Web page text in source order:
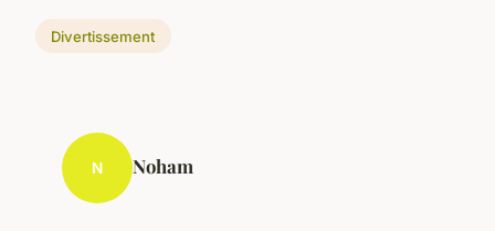
Divertissement
N Noham